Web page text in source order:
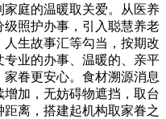
家庭的温暖取关爱。从医养
照护办事，引入聪慧养老
生故事汇等勾当，按期改
业的办事、温暖的、亲平
眷更安心。食材溯源消息
加，无妨碍物遮挡，取台
离，搭建起机构取家眷之